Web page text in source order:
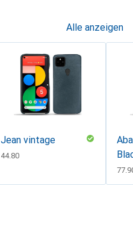
Alle anzeigen
Jean vintage
CHF
44.80
CHF